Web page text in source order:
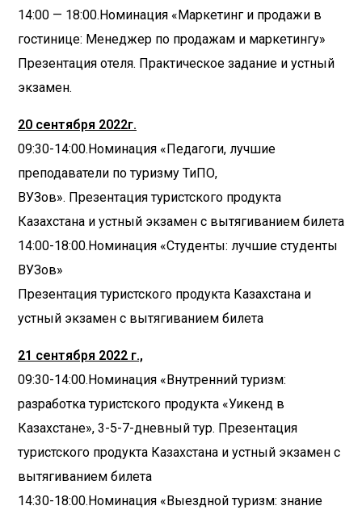
14:00 — 18:00.Номинация «Маркетинг и продажи в
гостинице: Менеджер по продажам и маркетингу»
Презентация отеля. Практическое задание и устный
экзамен.
20 сентября 2022г.
09:30-14:00.Номинация «Педагоги, лучшие
преподаватели по туризму ТиПО,
ВУЗов». Презентация туристского продукта
Казахстана и устный экзамен с вытягиванием билета
14:00-18:00.Номинация «Студенты: лучшие студенты
ВУЗов»
Презентация туристского продукта Казахстана и
устный экзамен с вытягиванием билета
21 сентября 2022 г.,
09:30-14:00.Номинация «Внутренний туризм:
разработка туристского продукта «Уикенд в
Казахстане», 3-5-7-дневный тур. Презентация
туристского продукта Казахстана и устный экзамен с
вытягиванием билета
14:30-18:00.Номинация «Выездной туризм: знание